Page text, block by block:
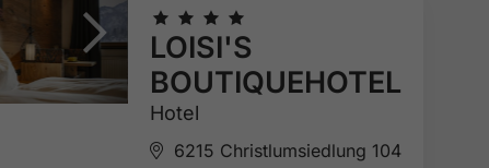
🞙 🞙 🞙 🞙
LOISI'S
BOUTIQUEHOTEL
Hotel
6215 Christlumsiedlung 104